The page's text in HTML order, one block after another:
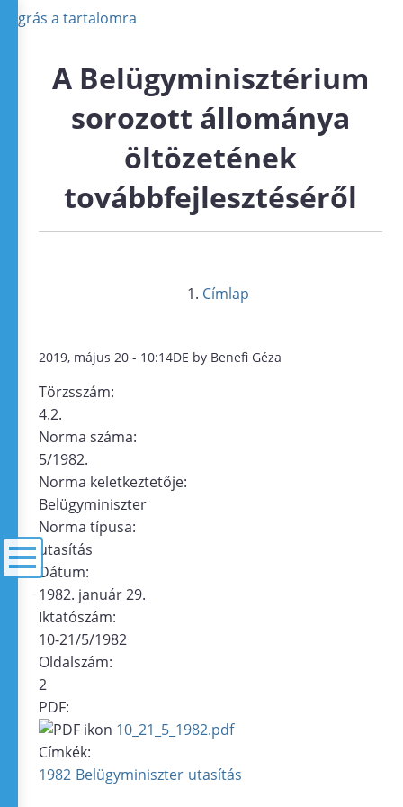
Ugrás a tartalomra
A Belügyminisztérium
sorozott állománya
öltözetének
továbbfejlesztéséről
Címlap
2019, május 20 - 10:14DE by Benefi Géza
Törzsszám:
4.2.
Norma száma:
5/1982.
Norma keletkeztetője:
Belügyminiszter
Norma típusa:
utasítás
Dátum:
1982. január 29.
Iktatószám:
10-21/5/1982
Oldalszám:
2
PDF:
10_21_5_1982.pdf
Címkék:
1982 Belügyminiszter utasítás